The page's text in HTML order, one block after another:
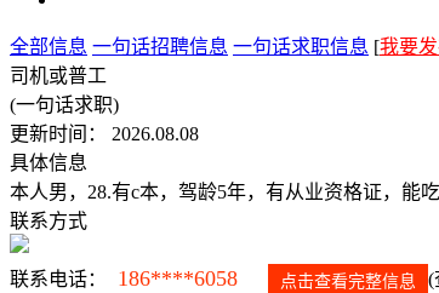
全部信息 一句话招聘信息 一句话求职信息 [我要
司机或普工
(一句话求职)
更新时间： 2026.08.08
具体信息
本人男，28.有c本，驾龄5年，有从业资格证，能
联系方式
联系电话： 186****6058 点击查看完整信息 (